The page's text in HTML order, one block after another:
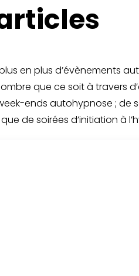
en plus d’évènements
que ce soit à travers
ends autohypnose ; de
de soirées d’initiation à